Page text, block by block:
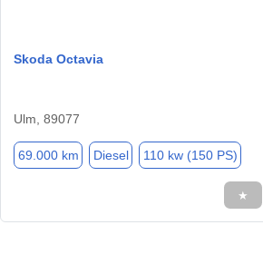
Skoda Octavia
Ulm, 89077
69.000 km Diesel 110 kw (150 PS)
★